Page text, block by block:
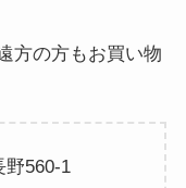
方の方もお買い物
野560-1